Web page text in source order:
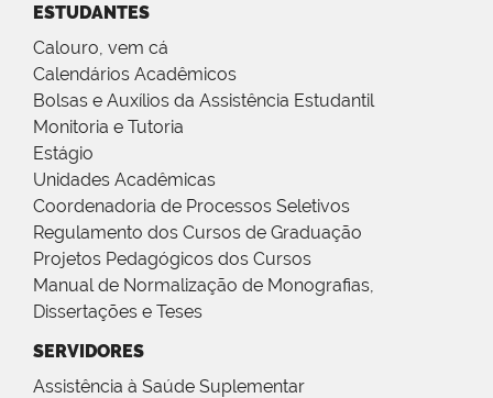
ESTUDANTES
Calouro, vem cá
Calendários Acadêmicos
Bolsas e Auxílios da Assistência Estudantil
Monitoria e Tutoria
Estágio
Unidades Acadêmicas
Coordenadoria de Processos Seletivos
Regulamento dos Cursos de Graduação
Projetos Pedagógicos dos Cursos
Manual de Normalização de Monografias,
Dissertações e Teses
SERVIDORES
Assistência à Saúde Suplementar